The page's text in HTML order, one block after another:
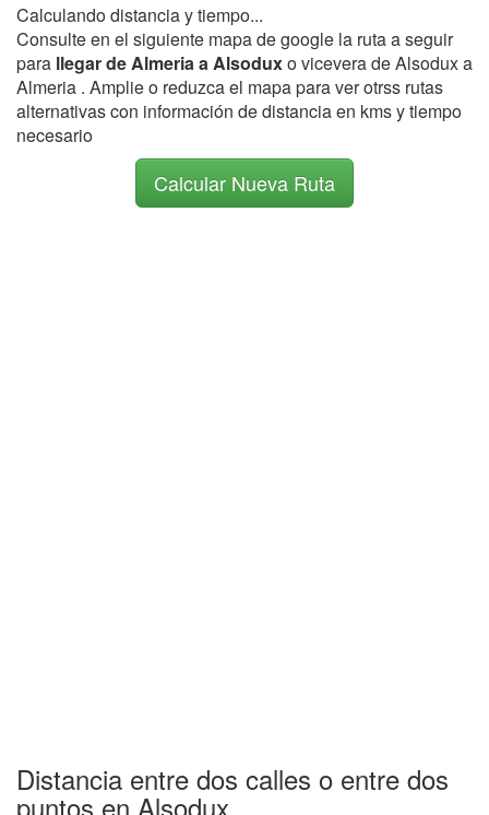
Calculando distancia y tiempo...
Consulte en el siguiente mapa de google la ruta a seguir
para llegar de Almeria a Alsoduxo vicevera de Alsodux a
Almeria . Amplie o reduzca el mapa para ver otrss rutas
alternativas con información de distancia en kms y tiempo
necesario
Calcular Nueva Ruta
Distancia entre dos calles o entre dos
puntos en Alsodux